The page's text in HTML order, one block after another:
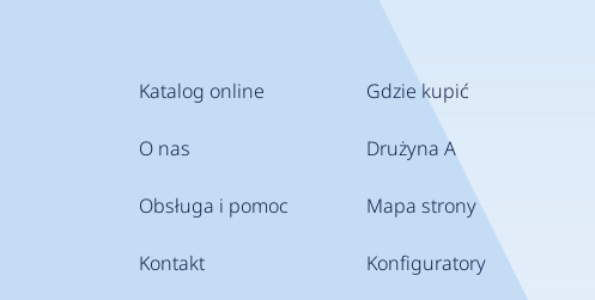
Katalog online
O nas
Obsługa i pomoc
Kontakt
Gdzie kupić
Drużyna A
Mapa strony
Konfiguratory